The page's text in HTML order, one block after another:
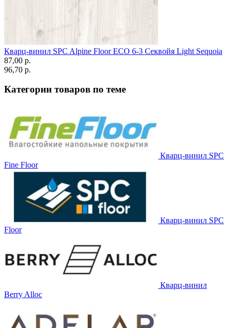
Кварц-винил SPC Alpine Floor ЕСО 6-3 Секвойя Light Sequoia
87,00 p.
96,70 p.
Категории товаров по теме
Кварц-винил SPC
Fine Floor
Кварц-винил SPC
Floor
Кварц-винил
Berry Alloc